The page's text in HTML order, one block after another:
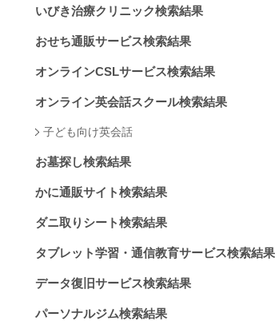
いびき治療クリニック検索結果
おせち通販サービス検索結果
オンラインCSLサービス検索結果
オンライン英会話スクール検索結果
子ども向け英会話
お墓探し検索結果
かに通販サイト検索結果
ダニ取りシート検索結果
タブレット学習・通信教育サービス検索結果
データ復旧サービス検索結果
パーソナルジム検索結果